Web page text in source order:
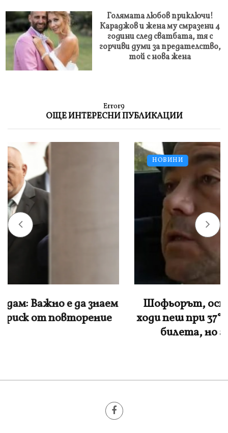
Голямата любов приключи!
Караджов и жена му смразени 4
години след сватбата, тя с
горчиви думи за предателство,
той с нова жена
Error9
ОЩЕ ИНТЕРЕСНИ ПУБЛИКАЦИИ
НОВИНИ
Шофьорът, оставил дете със СОП да
ходи пеш при 37°: Хора искаха да платят
билета, но аз вече бях тръгнал